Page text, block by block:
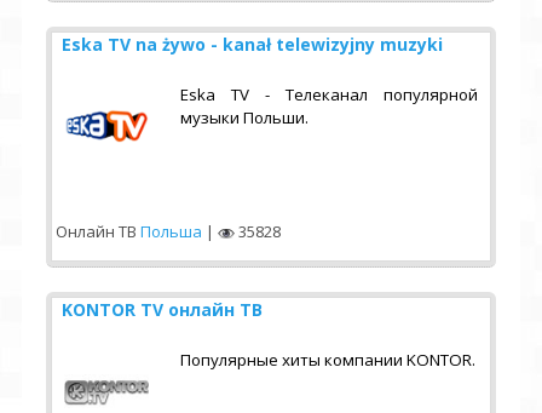
Eska TV na żywo - kanał telewizyjny muzyki
Eska TV - Телеканал популярной
музыки Польши.
Онлайн ТВ Польша | 35828
KONTOR TV онлайн ТВ
Популярные хиты компании KONTOR.